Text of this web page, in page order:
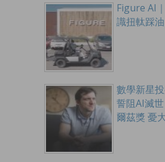
Figure AI
識扭軚踩油
數學新星
誓阻AI滅
爾茲獎 憂